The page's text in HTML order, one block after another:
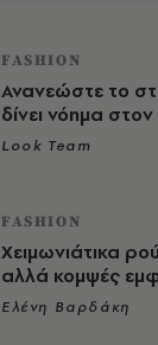
FASHION
Ανανεώστε το
δίνει νόημα
Look Team
FASHION
Χειμωνιάτικα
αλλά κομψές
Ελένη Βαρδάκη